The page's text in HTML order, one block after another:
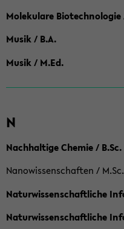
Molekulare Biotechnologie
Musik / B.A.
Musik / M.Ed.
N
Nachhaltige Chemie / B.Sc.
Nanowissenschaften /
Naturwissenschaftliche
Naturwissenschaftliche